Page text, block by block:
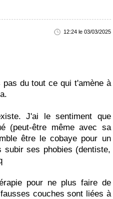
12:24 le 03/03/2025
pas du tout ce qui t'amène à
J'ai le sentiment que
(peut-être même avec sa
être le cobaye pour un
subir ses phobies (dentiste,
pour ne plus faire de
couches sont liées à